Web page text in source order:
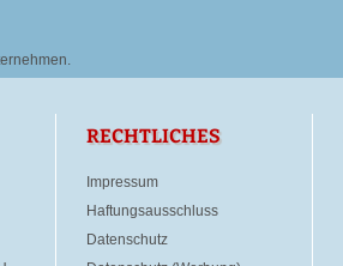
RECHTLICHES
Impressum
Haftungsausschluss
Datenschutz